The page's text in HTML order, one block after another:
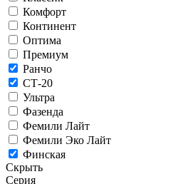
Комфорт
Континент
Оптима
Премиум
Ранчо
СТ-20
Ультра
Фазенда
Фемили Лайт
Фемили Эко Лайт
Финская
Скрыть
Серия